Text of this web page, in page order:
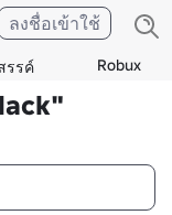
รรค์ Robux
ลงชื่อเข้าใช้